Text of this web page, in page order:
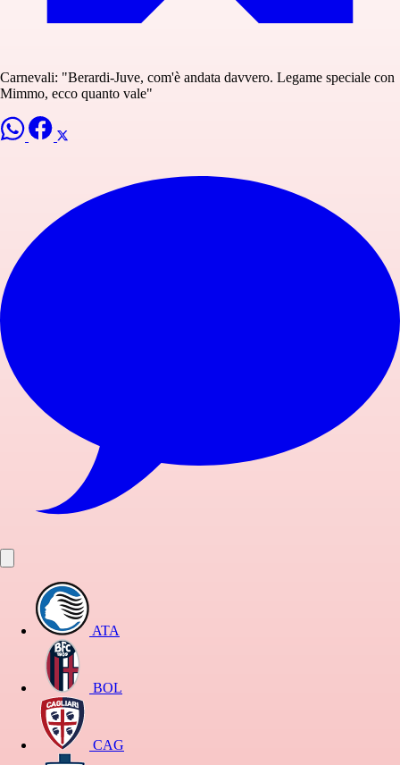
Carnevali: "Berardi-Juve, com'è andata davvero. Legame speciale con
Mimmo, ecco quanto vale"
ATA
BOL
CAG